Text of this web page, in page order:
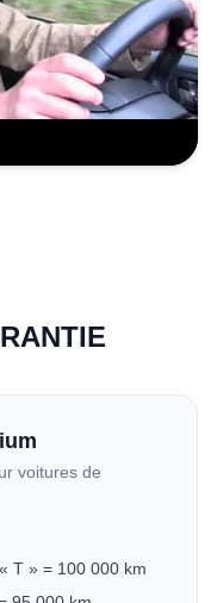
voitures de
T » = 100 000 km